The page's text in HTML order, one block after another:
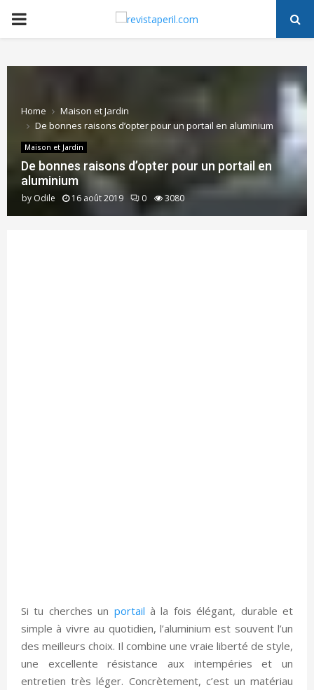
PRIMARY
Home
Maison et Jardin
De bonnes raisons d’opter pour un portail en aluminium
Maison et Jardin
De bonnes raisons d’opter pour un portail en
aluminium
by Odile 16 août 2019 0 3080
Si tu cherches un portail à la fois élégant, durable et
simple à vivre au quotidien, l’aluminium est souvent l’un
des meilleurs choix. Il combine une vraie liberté de style,
une excellente résistance aux intempéries et un
entretien très léger. Concrètement, c’est un matériau